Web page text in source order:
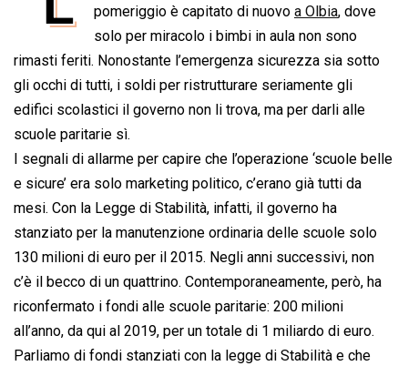
o
o
k
t
s
A
p
p
k
e
d
I
n
e
a
d
s
i
l
y
L
i
n
k
n
t
pomeriggio è capitato di nuovo a Olbia, dove
solo per miracolo i bimbi in aula non sono
rimasti feriti. Nonostante l’emergenza sicurezza sia sotto
gli occhi di tutti, i soldi per ristrutturare seriamente gli
edifici scolastici il governo non li trova, ma per darli alle
scuole paritarie sì.
I segnali di allarme per capire che l’operazione ‘scuole belle
e sicure’ era solo marketing politico, c’erano già tutti da
mesi. Con la Legge di Stabilità, infatti, il governo ha
stanziato per la manutenzione ordinaria delle scuole solo
130 milioni di euro per il 2015. Negli anni successivi, non
c’è il becco di un quattrino. Contemporaneamente, però, ha
riconfermato i fondi alle scuole paritarie: 200 milioni
all’anno, da qui al 2019, per un totale di 1 miliardo di euro.
Parliamo di fondi stanziati con la legge di Stabilità e che